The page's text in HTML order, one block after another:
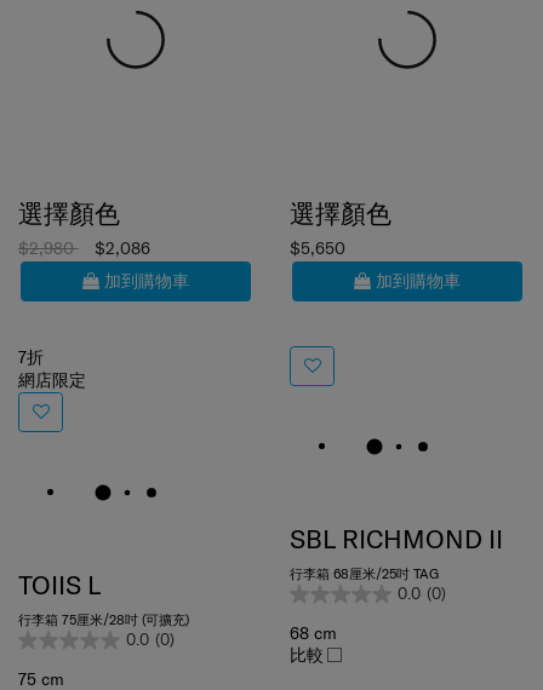
$2,980
$2,086
加到購物車
網店限定
行李箱 75厘米/28吋 (可擴充)
0.0 (0)
75 cm
比較
$5,650
加到購物車
行李箱 68厘米/25吋 TAG
0.0 (0)
68 cm
比較